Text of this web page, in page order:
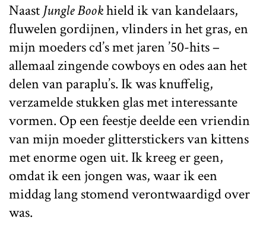
Naast Jungle Bookhield ik van kandelaars,
fluwelen gordijnen, vlinders in het gras, en
mijn moeders cd’s met jaren ’50-hits –
allemaal zingende cowboys en odes aan het
delen van paraplu’s. Ik was knuffelig,
verzamelde stukken glas met interessante
vormen. Op een feestje deelde een vriendin
van mijn moeder glitterstickers van kittens
met enorme ogen uit. Ik kreeg er geen,
omdat ik een jongen was, waar ik een
middag lang stomend verontwaardigd over
was.